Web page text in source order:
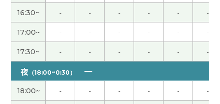
还是你要参加义务活动吗?( 女性 )
我也这么想。以前我节假日去旅游，太累了。
)
因为黄金周我们学校有课，所以假期很短。我不能
回国，很遗憾。
16:30~ - - - - - -
17:00~ - - - - - -
17:30~ - - - - - -
夜 （18:00~0:30）
18:00~ - - - - - -